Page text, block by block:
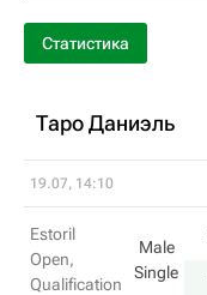
Статистика
Таро Даниэль
19.07, 14:10
Estoril
Open,
Qualification
Male
Single